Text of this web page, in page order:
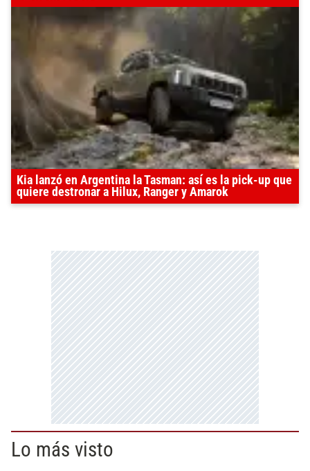
Kia lanzó en Argentina la Tasman: así es la pick-up que
quiere destronar a Hilux, Ranger y Amarok
Lo más visto